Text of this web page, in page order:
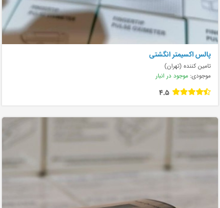
پالس اکسیمتر انگشتی
تامین کننده (تهران)
موجودی: موجود در انبار
4.5